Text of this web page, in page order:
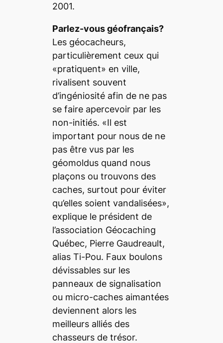
2001.
Parlez-vous géofrançais?
Les géocacheurs,
particulièrement ceux qui
«pratiquent» en ville,
rivalisent souvent
d’ingéniosité afin de ne pas
se faire apercevoir par les
non-initiés. «Il est
important pour nous de ne
pas être vus par les
géomoldus quand nous
plaçons ou trouvons des
caches, surtout pour éviter
qu’elles soient vandalisées»,
explique le président de
l’association Géocaching
Québec, Pierre Gaudreault,
alias Ti-Pou. Faux boulons
dévissables sur les
panneaux de signalisation
ou micro-caches aimantées
deviennent alors les
meilleurs alliés des
chasseurs de trésor.